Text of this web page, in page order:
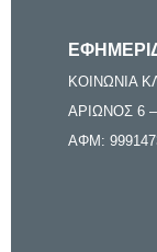
ΚΟΙΝΩΝΙΑ
ΑΡΙΩΝΟΣ 6
ΑΦΜ: